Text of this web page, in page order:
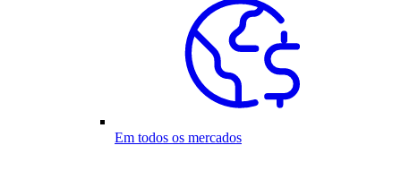
Em todos os mercados